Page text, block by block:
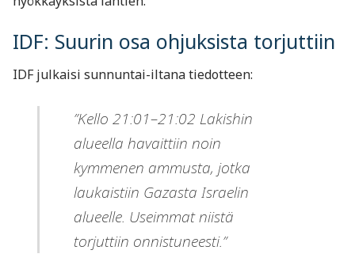
IDF: Suurin osa ohjuksista torjuttiin
IDF julkaisi sunnuntai-iltana tiedotteen:
”Kello 21:01–21:02 Lakishin
alueella havaittiin noin
kymmenen ammusta, jotka
laukaistiin Gazasta Israelin
alueelle. Useimmat niistä
torjuttiin onnistuneesti.”